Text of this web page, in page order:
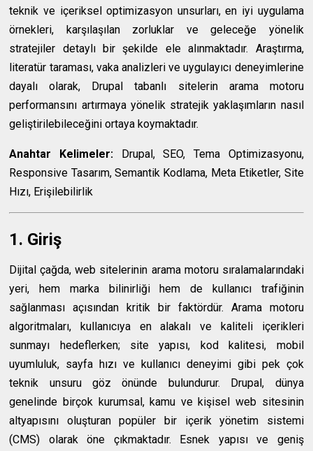
teknik ve içeriksel optimizasyon unsurları, en iyi uygulama
örnekleri, karşılaşılan zorluklar ve geleceğe yönelik
stratejiler detaylı bir şekilde ele alınmaktadır. Araştırma,
literatür taraması, vaka analizleri ve uygulayıcı deneyimlerine
dayalı olarak, Drupal tabanlı sitelerin arama motoru
performansını artırmaya yönelik stratejik yaklaşımların nasıl
geliştirilebileceğini ortaya koymaktadır.
Anahtar Kelimeler: Drupal, SEO, Tema Optimizasyonu,
Responsive Tasarım, Semantik Kodlama, Meta Etiketler, Site
Hızı, Erişilebilirlik
1. Giriş
Dijital çağda, web sitelerinin arama motoru sıralamalarındaki
yeri, hem marka bilinirliği hem de kullanıcı trafiğinin
sağlanması açısından kritik bir faktördür. Arama motoru
algoritmaları, kullanıcıya en alakalı ve kaliteli içerikleri
sunmayı hedeflerken; site yapısı, kod kalitesi, mobil
uyumluluk, sayfa hızı ve kullanıcı deneyimi gibi pek çok
teknik unsuru göz önünde bulundurur. Drupal, dünya
genelinde birçok kurumsal, kamu ve kişisel web sitesinin
altyapısını oluşturan popüler bir içerik yönetim sistemi
(CMS) olarak öne çıkmaktadır. Esnek yapısı ve geniş